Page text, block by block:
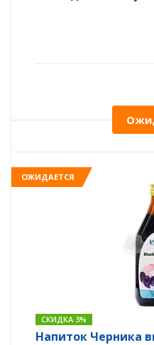
ОЖИДАЕТСЯ
СКИДКА 3%
Напиток Черника